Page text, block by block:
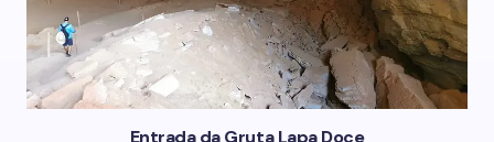
Entrada da Gruta Lapa Doce